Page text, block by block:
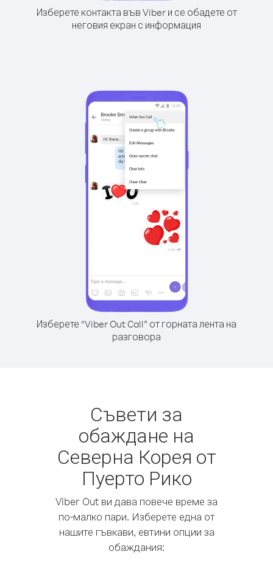
Изберете контакта във Viber и се обадете от
неговия екран с информация
Изберете “Viber Out Call” от горната лента на
разговора
Съвети за
обаждане на
Северна Корея от
Пуерто Рико
Viber Out ви дава повече време за
по-малко пари. Изберете една от
нашите гъвкави, евтини опции за
обаждания: